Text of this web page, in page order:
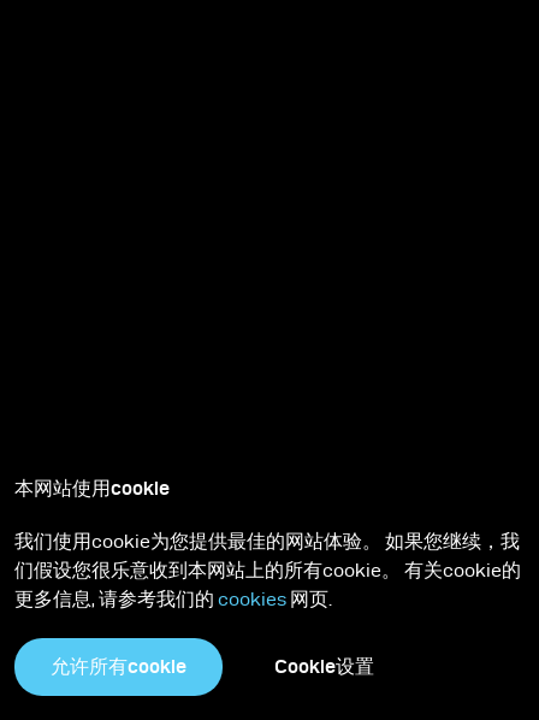
本网站使用cookie
我们使用cookie为您提供最佳的网站体验。 如果您继续，我
们假设您很乐意收到本网站上的所有cookie。 有关cookie的
更多信息, 请参考我们的 cookies 网页.
允许所有cookie Cookie设置